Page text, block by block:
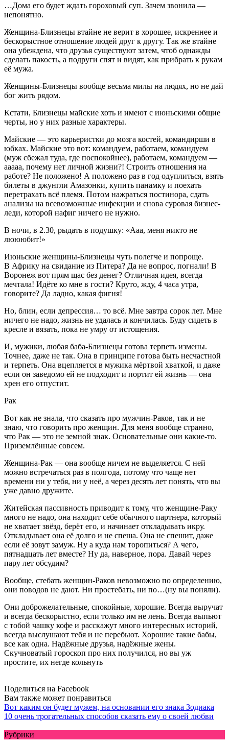
…Дома его будет ждать гороховый суп. Зачем звонила —
непонятно.
Женщина-Близнецы втайне не верит в хорошее, искреннее и
бескорыстное отношение людей друг к другу. Так же втайне
она убеждена, что друзья существуют затем, чтоб однажды
сделать пакость, а подруги спят и видят, как прибрать к рукам
её мужа.
Женщины-Близнецы вообще весьма милы на людях, но не дай
бог жить рядом.
Кстати, Близнецы майские хоть и имеют с июньскими общие
черты, но у них разные характеры.
Майские — это карьеристки до мозга костей, командирши в
юбках. Майские это вот: командуем, работаем, командуем
(муж сбежал туда, где поспокойнее), работаем, командуем —
ааааа, почему нет личной жизни?! Строить отношения на
работе? Не положено! А положено раз в год одуплиться, взять
билеты в джунгли Амазонки, купить панамку и поехать
перетрахать всё племя. Потом нажраться постинора, сдать
анализы на всевозможные инфекции и снова суровая бизнес-
леди, которой нафиг ничего не нужно.
В ночи, в 2.30, рыдать в подушку: «Ааа, меня никто не
люююбит!»
Июньские женщины-Близнецы чуть полегче и попроще.
В Африку на свидание из Питера? Да не вопрос, погнали! В
Воронеж вот прям щас без денег? Отличная идея, всегда
мечтала! Идёте ко мне в гости? Круто, жду, 4 часа утра,
говорите? Да ладно, какая фигня!
Но, блин, если депрессия… то всё. Мне завтра сорок лет. Мне
ничего не надо, жизнь не удалась и кончилась. Буду сидеть в
кресле и вязать, пока не умру от истощения.
И, мужики, любая баба-Близнецы готова терпеть измены.
Точнее, даже не так. Она в принципе готова быть несчастной
и терпеть. Она вцепляется в мужика мёртвой хваткой, и даже
если он заведомо ей не подходит и портит ей жизнь — она
хрен его отпустит.
Рак
Вот как не знала, что сказать про мужчин-Раков, так и не
знаю, что говорить про женщин. Для меня вообще странно,
что Рак — это не земной знак. Основательные они какие-то.
Приземлённые совсем.
Женщина-Рак — она вообще ничем не выделяется. С ней
можно встречаться раз в полгода, потому что чаще нет
времени ни у тебя, ни у неё, а через десять лет понять, что вы
уже давно дружите.
Житейская пассивность приводит к тому, что женщине-Раку
много не надо, она находит себе обычного партнера, который
не хватает звёзд, берёт его, и начинает откладывать икру.
Откладывает она её долго и не спеша. Она не спешит, даже
если её зовут замуж. Ну а куда нам торопиться? А чего,
пятнадцать лет вместе? Ну да, наверное, пора. Давай через
пару лет обсудим?
Вообще, стебать женщин-Раков невозможно по определению,
они поводов не дают. Ни простебать, ни по…(ну вы поняли).
Они доброжелательные, спокойные, хорошие. Всегда выручат
и всегда бескорыстно, если только им не лень. Всегда выпьют
с тобой чашку кофе и расскажут много интересных историй,
всегда выслушают тебя и не перебьют. Хорошие такие бабы,
все как одна. Надёжные друзья, надёжные жены.
Скучноватый гороскоп про них получился, но вы уж
простите, их негде кольнуть
Поделиться на Facebook
Вам также может понравиться
Вот каким он будет мужем, на основании его знака Зодиака
10 очень трогательных способов сказать ему о своей любви
Рубрики